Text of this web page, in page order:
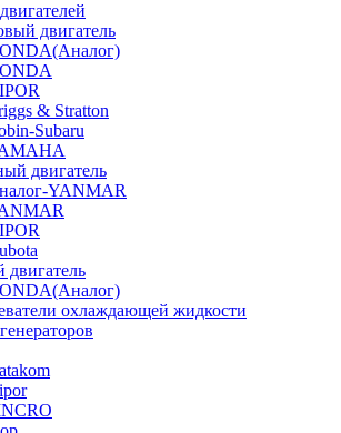
двигатель
& Stratton
Subaru
двигатель
YANMAR
двигатель
охлаждающей жидкости